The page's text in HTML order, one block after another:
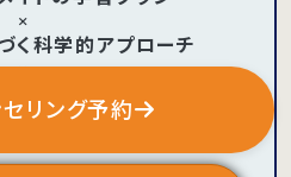
×
く科学的アプローチ
×
チのマンツーマン体制
リング予約